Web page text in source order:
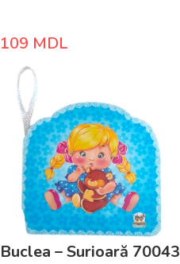
109 MDL
Buclea – Surioară 70043